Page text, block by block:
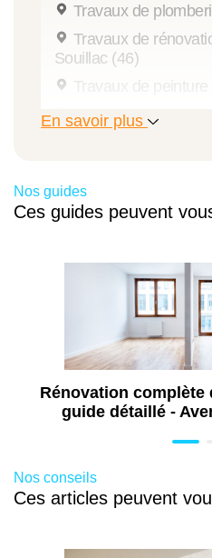
Travaux de
Travaux de
Souillac (46)
Travaux d'extension
(46)
Travaux de
(46)
Souillac (46)
Aménagement de
Travaux d'isolation
En savoir plus
Nos guides
Ces guides peuvent
Rénovation complète
guide détaillé -
Nos conseils
Ces articles peuvent